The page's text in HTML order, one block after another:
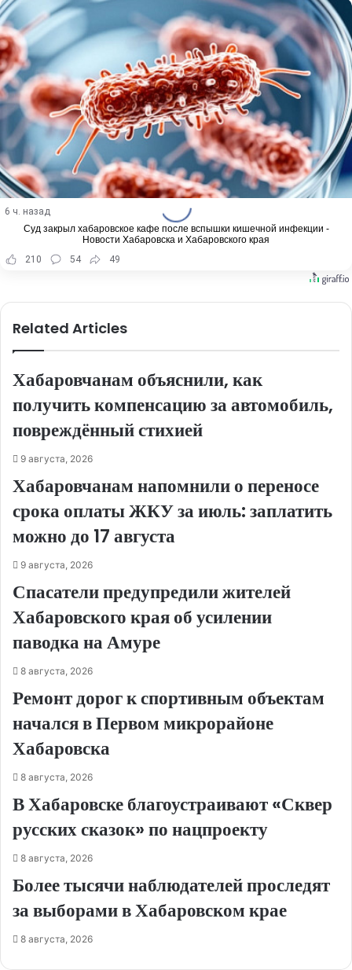
6 ч. назад
Суд закрыл хабаровское кафе после вспышки кишечной инфекции -
Новости Хабаровска и Хабаровского края
210
54 49
Related Articles
Хабаровчанам объяснили, как
получить компенсацию за автомобиль,
повреждённый стихией
9 августа, 2026
Хабаровчанам напомнили о переносе
срока оплаты ЖКУ за июль: заплатить
можно до 17 августа
9 августа, 2026
Спасатели предупредили жителей
Хабаровского края об усилении
паводка на Амуре
8 августа, 2026
Ремонт дорог к спортивным объектам
начался в Первом микрорайоне
Хабаровска
8 августа, 2026
В Хабаровске благоустраивают «Сквер
русских сказок» по нацпроекту
8 августа, 2026
Более тысячи наблюдателей проследят
за выборами в Хабаровском крае
8 августа, 2026